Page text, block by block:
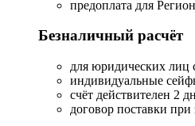
предоплата для
Безналичный расчёт
для юридических
индивидуальные
счёт действителен 2
договор поставки при